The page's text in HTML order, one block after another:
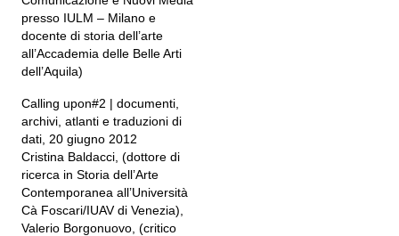
presso IULM – Milano e
docente di storia dell’arte
all’Accademia delle Belle Arti
dell’Aquila)
Calling upon#2 | documenti,
archivi, atlanti e traduzioni di
dati, 20 giugno 2012
Cristina Baldacci, (dottore di
ricerca in Storia dell’Arte
Contemporanea all’Università
Cà Foscari/IUAV di Venezia),
Valerio Borgonuovo, (critico